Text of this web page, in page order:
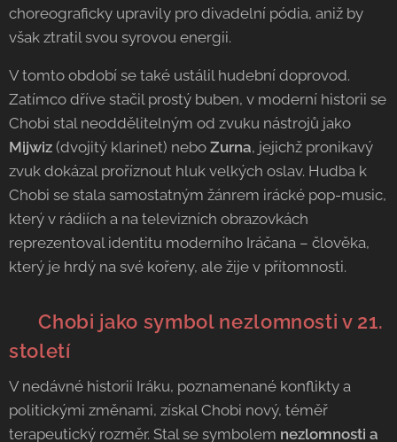
choreograficky upravily pro divadelní pódia, aniž by
však ztratil svou syrovou energii.
V tomto období se také ustálil hudební doprovod.
Zatímco dříve stačil prostý buben, v moderní historii se
Chobi stal neoddělitelným od zvuku nástrojů jako
Mijwiz (dvojitý klarinet) nebo Zurna, jejichž pronikavý
zvuk dokázal proříznout hluk velkých oslav. Hudba k
Chobi se stala samostatným žánrem irácké pop-music,
který v rádiích a na televizních obrazovkách
reprezentoval identitu moderního Iráčana – člověka,
který je hrdý na své kořeny, ale žije v přítomnosti.
🌍 Chobi jako symbol nezlomnosti v 21.
století
V nedávné historii Iráku, poznamenané konflikty a
politickými změnami, získal Chobi nový, téměř
terapeutický rozměr. Stal se symbolem nezlomnosti a